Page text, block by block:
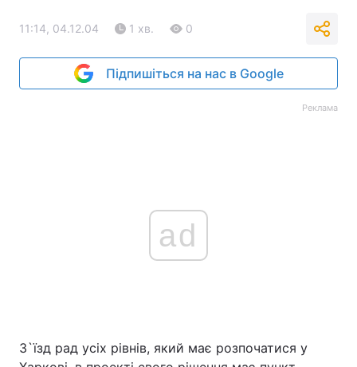
11:14, 04.12.04 1 хв. 0
Підпишіться на нас в Google
Реклама
ad
З`їзд рад усіх рівнів, який має розпочатися у